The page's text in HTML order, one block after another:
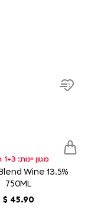
Add
מגוון יינות: 1+3 חינם
Wine 13.5%
750ML
45.90
$